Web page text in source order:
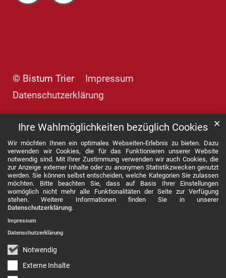
Ihre Wahlmöglichkeiten bezüglich Cookies
Wir möchten Ihnen ein optimales Webseiten-Erlebnis zu bieten. Dazu
verwenden wir Cookies, die für das Funktionieren unserer Website
notwendig sind. Mit Ihrer Zustimmung verwenden wir auch Cookies, die
zur Anzeige externer Inhalte oder zu anonymen Statistikzwecken genutzt
werden. Sie können selbst entscheiden, welche Kategorien Sie zulassen
möchten. Bitte beachten Sie, dass auf Basis Ihrer Einstellungen
womöglich nicht mehr alle Funktionalitäten der Seite zur Verfügung
stehen. Weitere Informationen finden Sie in unserer
Datenschutzerklärung.
Notwendig
Externe Inhalte
✕
Impressum
Datenschutzerklärung
© Bistum Trier
Impressum
Datenschutzerklärung